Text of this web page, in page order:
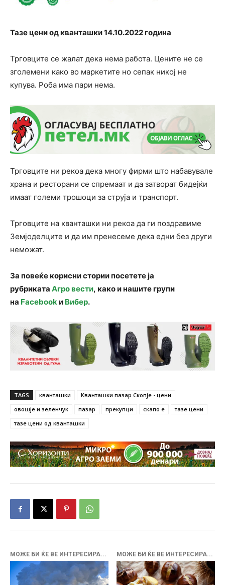
Тазе цени од кванташки 14.10.2022 година
Трговците се жалат дека нема работа. Цените не се
зголемени како во маркетите но сепак никој не
купува. Роба има пари нема.
Трговците ни рекоа дека многу фирми што набавувале
храна и ресторани се спремаат и да затворат бидејќи
имаат големи трошоци за струја и транспорт.
Трговците на кванташки ни рекоа да ги поздравиме
Земјоделците и да им пренесеме дека едни без други
неможат.
За повеќе корисни стории посетете ја
рубриката Агро вести, како и нашите групи
на Facebook и Вибер.
TAGS кванташки
Кванташки пазар Скопје - цени
овошје и зеленчук
пазар прекупци скапо е
тазе цени
тазе цени од кванташки
МОЖЕ БИ ЌЕ ВЕ ИНТЕРЕСИРА... МОЖЕ БИ ЌЕ ВЕ ИНТЕРЕСИРА...